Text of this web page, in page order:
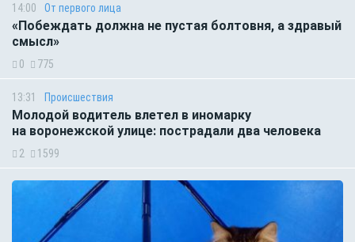
14:00 От первого лица
«Побеждать должна не пустая болтовня, а здравый
смысл»
0 775
13:31 Происшествия
Молодой водитель влетел в иномарку
на воронежской улице: пострадали два человека
2 1599